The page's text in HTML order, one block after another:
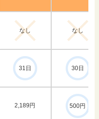
なし なし
31日 30日
2,189円 500円